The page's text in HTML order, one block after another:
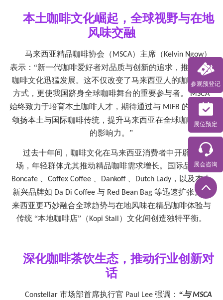
本土咖啡文化崛起，全球视野与在地
风味交融
马来西亚精品咖啡协会（ MSCA）主席（ Kelvin Ngow）
表示：“新一代咖啡爱好者对品质与创新的追求，推动本土
咖啡文化迅猛发展。这不仅改变了马来西亚人的咖啡消费
方式，更使我国跻身全球咖啡舞台的重要参与者。MSCA
始终致力于培育本土咖啡人才，期待通过与 MIFB 的合作，
颂扬本土与国际咖啡传统，提升马来西亚在全球咖啡产业
的影响力。”
过去十年间，咖啡文化在马来西亚消费者中开辟独特市
场，年轻群体尤其推动精品咖啡需求增长。国际品牌如
Boncafe 、Coffex Coffee Dankoff Dutch Lady ，以及本土
新兴品牌如 Da Di Coffee与 Red Bean Bag等迅速扩张。马
来西亚更巧妙融合全球趋势与在地风味在精品咖啡体验与
传统 “本地咖啡店”（ Kopi Stall ）文化间创造独特平衡。
深化咖啡茶饮生态，推动行业创新对
话
Constellar 市场部首席执行官 Paul Lee 强调： “与MSCA
参观预登记
展位预定
展会咨询